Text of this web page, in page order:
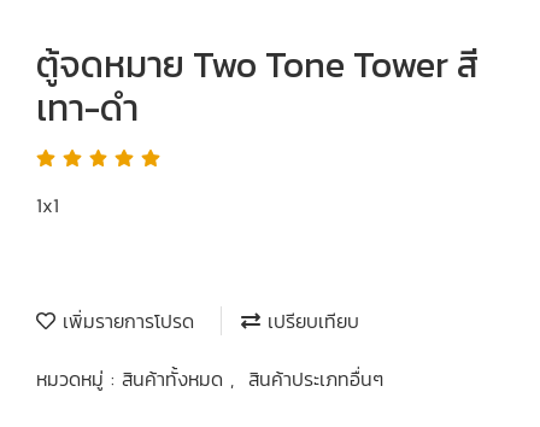
ตู้จดหมาย Two Tone Tower สี
เทา-ดำ
1x1
เพิ่มรายการโปรด
เปรียบเทียบ
หมวดหมู่ : สินค้าทั้งหมด , สินค้าประเภทอื่นๆ